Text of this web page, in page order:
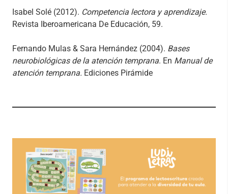
Isabel Solé (2012). Competencia lectora y aprendizaje.
Revista Iberoamericana De Educación, 59.
Fernando Mulas & Sara Hernández (2004). Bases
neurobiológicas de la atención temprana. En Manual de
atención temprana. Ediciones Pirámide